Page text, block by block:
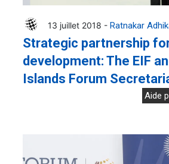
13 juillet 2018 - Ratnakar
Strategic partnership
development: The EIF
Islands Forum
Aide